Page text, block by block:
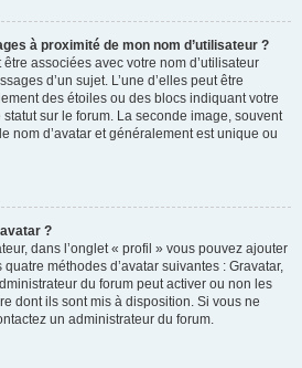
à proximité de mon nom d’utilisateur ?
être associées avec votre nom d’utilisateur
d’un sujet. L’une d’elles peut être
des étoiles ou des blocs indiquant votre
sur le forum. La seconde image, souvent
nom d’avatar et généralement est unique ou
?
dans l’onglet « profil » vous pouvez ajouter
méthodes d’avatar suivantes : Gravatar,
du forum peut activer ou non les
dont ils sont mis à disposition. Si vous ne
un administrateur du forum.